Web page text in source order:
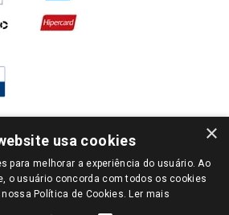
REGIÃO, FAÇA LOGIN E SELECIONE A LOJA DE
APÓS O LOGIN, OS PREÇOS DA SUA REGIÃO OU
SERÃO CARREGADOS.
COMERCIAIS DESTE SITE SÃO VÁLIDOS APENAS
×
usa cookies
para melhorar a experiência do usuário. Ao
o usuário concorda com todos os cookies
Política de Cookies. Ler mais